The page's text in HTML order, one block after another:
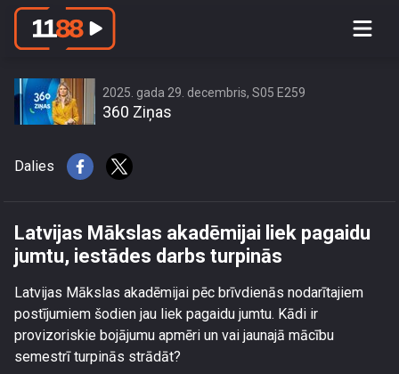
Latvijas Mākslas akadēmijai liek
2025. gada 29. decembris, S05 E259
360 Ziņas
Dalies
Latvijas Mākslas akadēmijai liek pagaidu
jumtu, iestādes darbs turpinās
Latvijas Mākslas akadēmijai pēc brīvdienās nodarītajiem
postījumiem šodien jau liek pagaidu jumtu. Kādi ir
provizoriskie bojājumu apmēri un vai jaunajā mācību
semestrī turpinās strādāt?